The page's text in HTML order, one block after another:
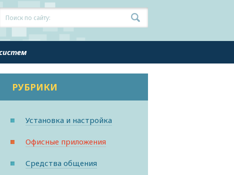
РУБРИКИ
Установка и настройка
Офисные приложения
Средства общения